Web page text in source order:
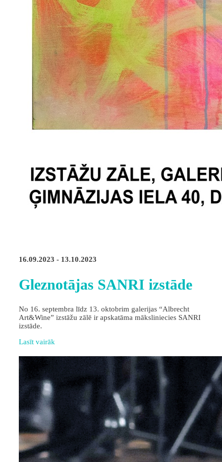
16.09.2023 - 13.10.2023
Gleznotājas SANRI izstāde
No 16. septembra līdz 13. oktobrim galerijas “Albrecht
Art&Wine” izstāžu zālē ir apskatāma māksliniecies SANRI
izstāde.
Lasīt vairāk